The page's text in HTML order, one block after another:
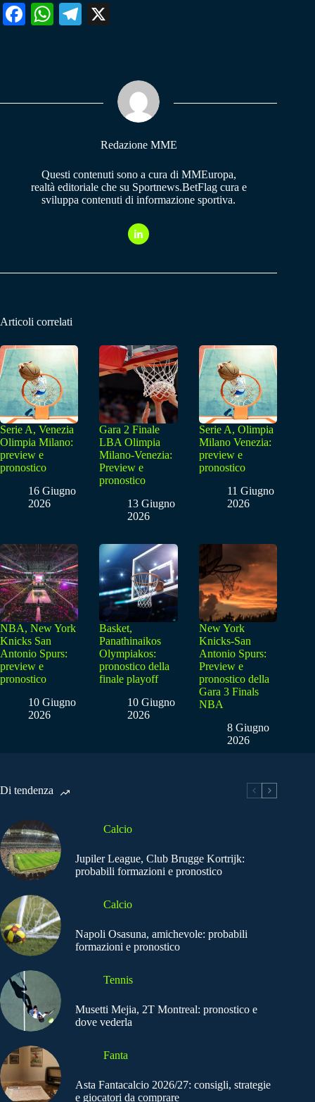
Fa W
pp
Te
m
Redazione MME
Questi contenuti sono a cura di MMEuropa,
realtà editoriale che su Sportnews.BetFlag cura e
sviluppa contenuti di informazione sportiva.
Articoli correlati
Serie A, Venezia
Olimpia Milano:
preview e
pronostico
16 Giugno
2026
Gara 2 Finale
LBA Olimpia
Milano-Venezia:
Preview e
pronostico
13 Giugno
2026
Serie A, Olimpia
Milano Venezia:
preview e
pronostico
11 Giugno
2026
NBA, New York
Knicks San
Antonio Spurs:
preview e
pronostico
10 Giugno
2026
Basket,
Panathinaikos
Olympiakos:
pronostico della
finale playoff
10 Giugno
2026
New York
Knicks-San
Antonio Spurs:
Preview e
pronostico della
Gara 3 Finals
NBA
8 Giugno
2026
Di tendenza
Calcio
Jupiler League, Club Brugge Kortrijk:
probabili formazioni e pronostico
Calcio
Napoli Osasuna, amichevole: probabili
formazioni e pronostico
Tennis
Musetti Mejia, 2T Montreal: pronostico e
dove vederla
Fanta
Asta Fantacalcio 2026/27: consigli, strategie
e giocatori da comprare